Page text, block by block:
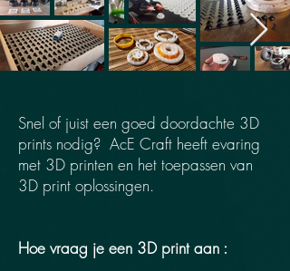
Snel of juist een goed doordachte 3D
prints nodig? AcE Craft heeft evaring
met 3D printen en het toepassen van
3D print oplossingen.
Hoe vraag je een 3D print aan :